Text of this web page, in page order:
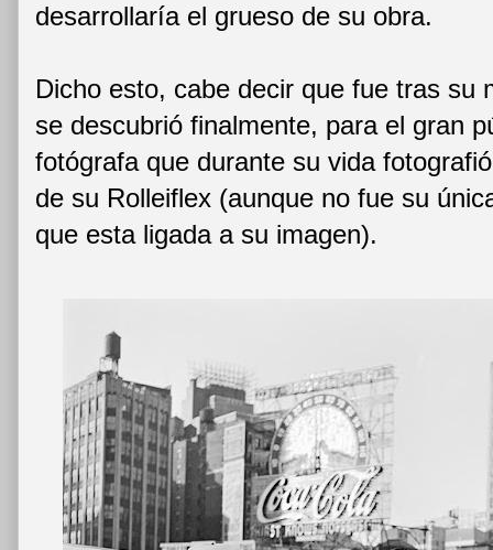
desarrollaría el grueso de su obra.
Dicho esto, cabe decir que fue tras su
se descubrió finalmente, para el gran
fotógrafa que durante su vida
de su Rolleiflex (aunque no fue su
que esta ligada a su imagen).